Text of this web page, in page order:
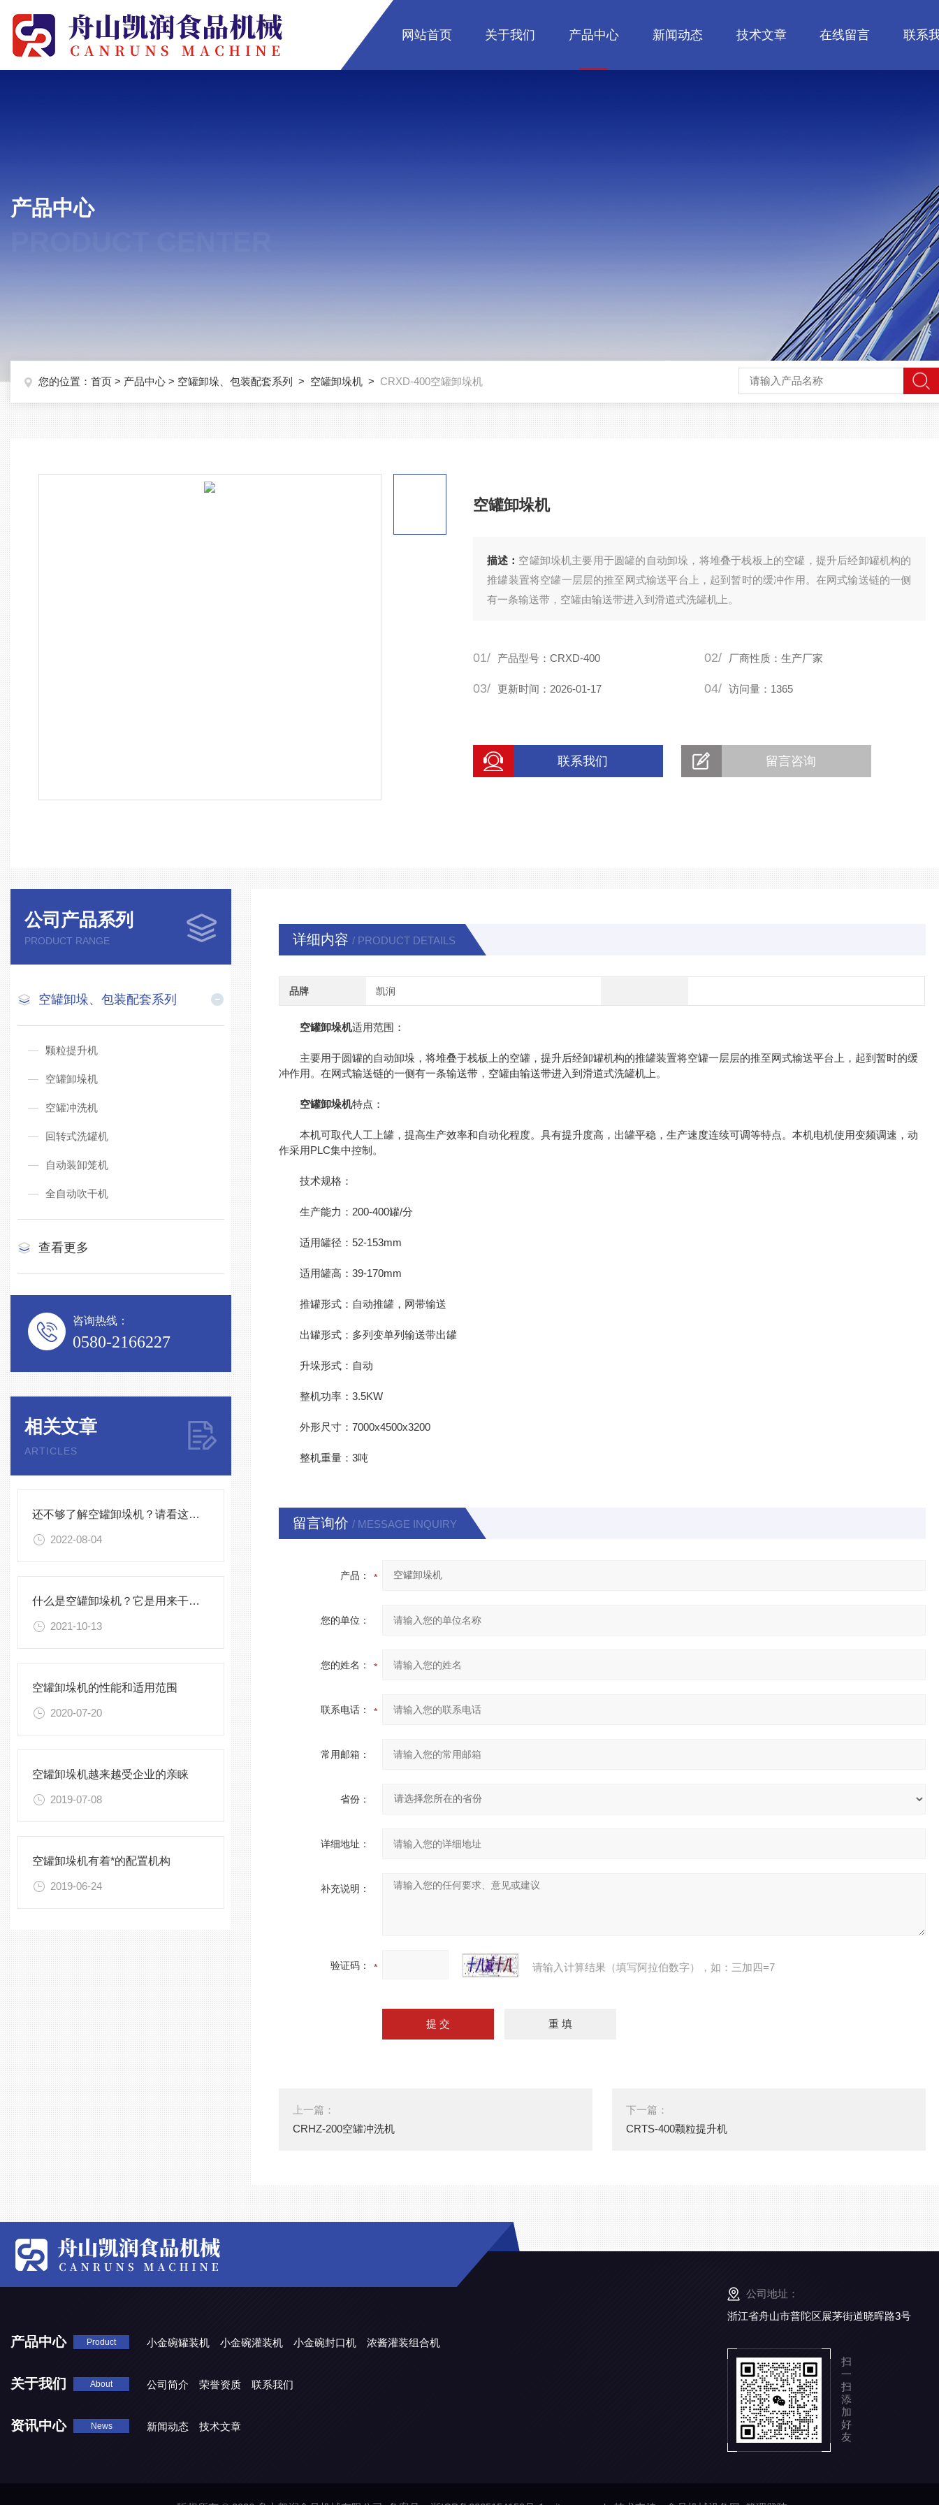
网站首页 关于我们 产品中心 新闻动态 技术文章 在线留言 联系
产品中心
您的位置： 首页 > 产品中心 > 空罐卸垛、包装配套系列 > 空罐卸垛机 > CRXD-400空罐卸垛机
空罐卸垛机
描述： 空罐卸垛机主要用于圆罐的自动卸垛，将堆叠于栈板上的空罐，提升后经卸罐机构的
推罐装置将空罐一层层的推至网式输送平台上，起到暂时的缓冲作用。在网式输送链的一侧
有一条输送带，空罐由输送带进入到滑道式洗罐机上。
01/ 产品型号：CRXD-400 02/ 厂商性质：生产厂家
03/ 更新时间：2026-01-17 04/ 访问量：1365
联系我们 留言咨询
公司产品系列
PRODUCT RANGE
空罐卸垛、包装配套系列
颗粒提升机
空罐卸垛机
空罐冲洗机
回转式洗罐机
自动装卸笼机
全自动吹干机
查看更多
咨询热线：
0580-2166227
相关文章
ARTICLES
还不够了解空罐卸垛机？请看这里！
2022-08-04
什么是空罐卸垛机？它是用来干什么的呢？
2021-10-13
空罐卸垛机的性能和适用范围
2020-07-20
空罐卸垛机越来越受企业的亲睐
2019-07-08
空罐卸垛机有着*的配置机构
2019-06-24
详细内容 / PRODUCT DETAILS
品牌 凯润
空罐卸垛机适用范围：
主要用于圆罐的自动卸垛，将堆叠于栈板上的空罐，提升后经卸罐机构的推罐装置将空罐一层层的推至网式输送平台上，起到暂时的缓
冲作用。在网式输送链的一侧有一条输送带，空罐由输送带进入到滑道式洗罐机上。
空罐卸垛机特点：
本机可取代人工上罐，提高生产效率和自动化程度。具有提升度高，出罐平稳，生产速度连续可调等特点。本机电机使用变频调速，动
作采用PLC集中控制。
技术规格：
生产能力：200-400罐/分
适用罐径：52-153mm
适用罐高：39-170mm
推罐形式：自动推罐，网带输送
出罐形式：多列变单列输送带出罐
升垛形式：自动
整机功率：3.5KW
外形尺寸：7000x4500x3200
整机重量：3吨
留言询价 / MESSAGE INQUIRY
产品：
您的单位：
您的姓名：
联系电话：
常用邮箱：
省份：
详细地址：
补充说明：
验证码： 请输入计算结果（填写阿拉伯数字），如：三加四=7
上一篇：
CRHZ-200空罐冲洗机
下一篇：
CRTS-400颗粒提升机
产品中心 Product 小金碗罐装机 小金碗灌装机 小金碗封口机 浓酱灌装组合机
关于我们 About 公司简介 荣誉资质 联系我们
资讯中心 News 新闻动态 技术文章
公司地址：
浙江省舟山市普陀区展茅街道晓晖路3号
扫
一
扫
添
加
好
友